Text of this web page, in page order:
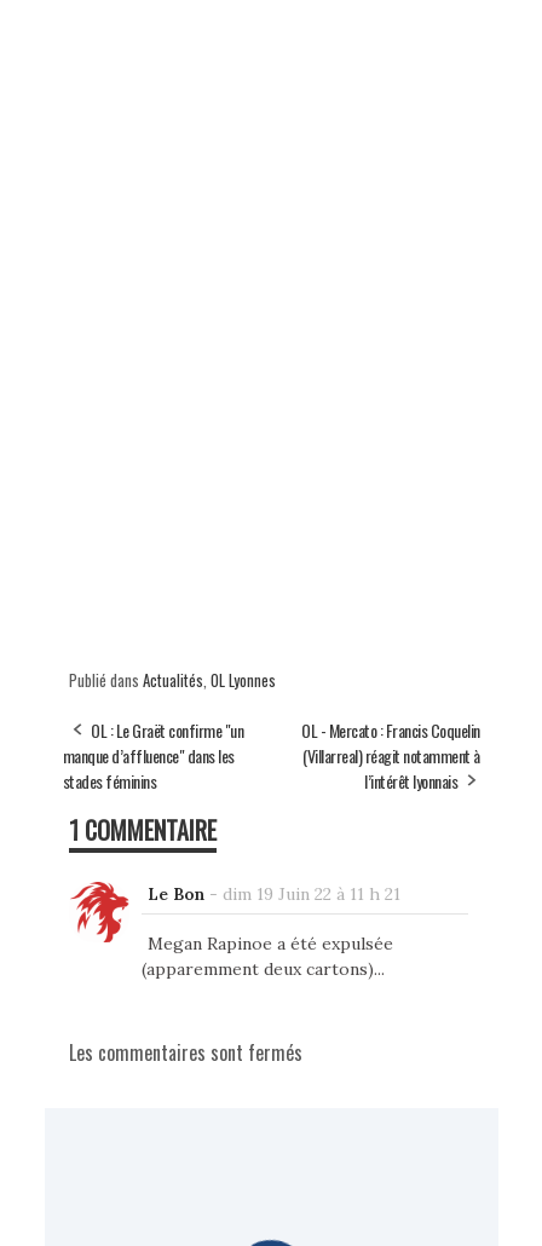
Publié dans Actualités OL Lyonnes
OL : Le Graët confirme "un
manque d’affluence" dans les
stades féminins
OL - Mercato : Francis Coquelin
(Villarreal) réagit notamment à
l’intérêt lyonnais
1 COMMENTAIRE
Le Bon - dim 19 Juin 22 à 11 h 21
Megan Rapinoe a été expulsée
(apparemment deux cartons)...
Les commentaires sont fermés